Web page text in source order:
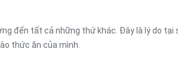
đến tất cả những thứ khác. Đây là lý do
thức ăn của mình.